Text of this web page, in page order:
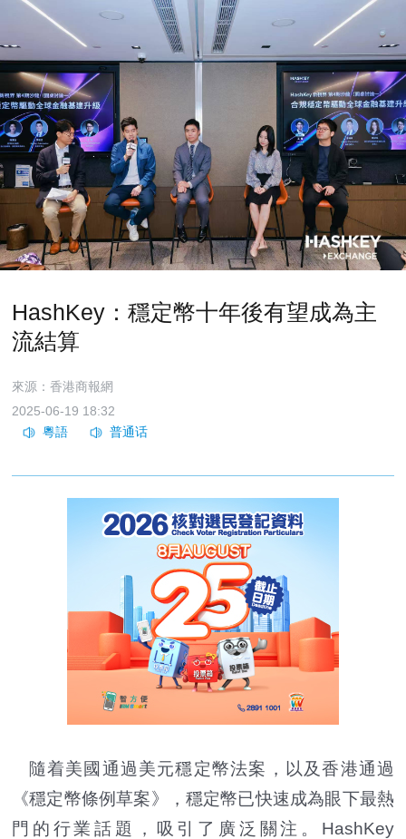
HashKey：穩定幣十年後有望成為主
流結算
來源：香港商報網
2025-06-19 18:32
隨着美國通過美元穩定幣法案，以及香港通過
《穩定幣條例草案》，穩定幣已快速成為眼下最熱
門的行業話題，吸引了廣泛關注。 HashKey